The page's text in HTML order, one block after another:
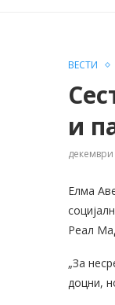
ВЕСТИ
и
Елма
Реал
„За
доцни,